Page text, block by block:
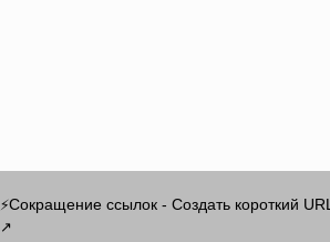
⚡Сокращение ссылок - Создать короткий URL
↗